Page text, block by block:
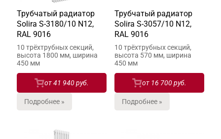
Трубчатый радиатор
Solira S-3180/10 N12,
RAL 9016
10 трёхтрубных секций,
высота 1800 мм, ширина
450 мм
от41 940 руб.
Подробнее »
Трубчатый радиатор
Solira S-3057/10 N12,
RAL 9016
10 трёхтрубных секций,
высота 570 мм, ширина
450 мм
от 16 700 руб.
Подробнее »